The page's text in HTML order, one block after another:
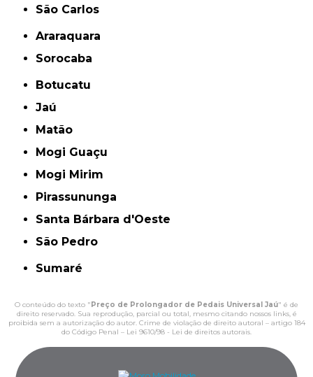
São Carlos
Araraquara
Sorocaba
Botucatu
Jaú
Matão
Mogi Guaçu
Mogi Mirim
Pirassununga
Santa Bárbara d'Oeste
São Pedro
Sumaré
O conteúdo do texto " Preço de Prolongador de Pedais Universal Jaú" é de
direito reservado. Sua reprodução, parcial ou total, mesmo citando nossos links, é
proibida sem a autorização do autor. Crime de violação de direito autoral – artigo 184
do Código Penal – Lei 9610/98 - Lei de direitos autorais.